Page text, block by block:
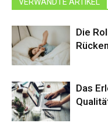
Die
Das